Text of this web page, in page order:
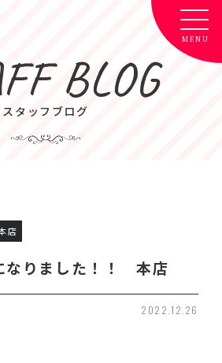
BLOG
スタッフブログ
店
なりました！！ 本店
2022.12.26